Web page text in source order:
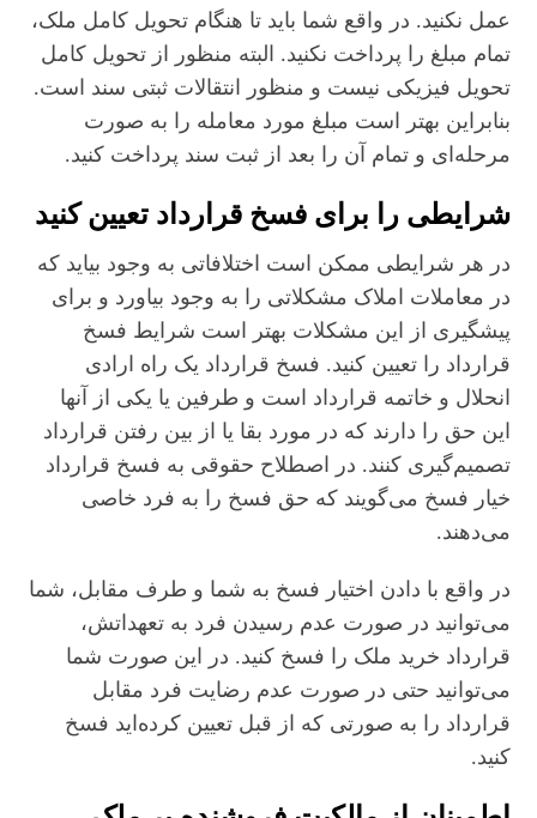
عمل نکنید. در واقع شما باید تا هنگام تحویل کامل ملک،
تمام مبلغ را پرداخت نکنید. البته منظور از تحویل کامل
تحویل فیزیکی نیست و منظور انتقالات ثبتی سند است.
بنابراین بهتر است مبلغ مورد معامله را به صورت
مرحله‌ای و تمام آن را بعد از ثبت سند پرداخت کنید.
شرایطی را برای فسخ قرارداد تعیین کنید
در هر شرایطی ممکن است اختلافاتی به وجود بیاید که
در معاملات املاک مشکلاتی را به وجود بیاورد و برای
پیشگیری از این مشکلات بهتر است شرایط فسخ
قرارداد را تعیین کنید. فسخ قرارداد یک راه ارادی
انحلال و خاتمه قرارداد است و طرفین یا یکی از آنها
این حق را دارند که در مورد بقا یا از بین رفتن قرارداد
تصمیم‌گیری کنند. در اصطلاح حقوقی به فسخ قرارداد
خیار فسخ می‌گویند که حق فسخ را به فرد خاصی
می‌دهند.
در واقع با دادن اختیار فسخ به شما و طرف مقابل، شما
می‌توانید در صورت عدم رسیدن فرد به تعهداتش،
قرارداد خرید ملک را فسخ کنید. در این صورت شما
می‌توانید حتی در صورت عدم رضایت فرد مقابل
قرارداد را به صورتی که از قبل تعیین کرده‌اید فسخ
کنید.